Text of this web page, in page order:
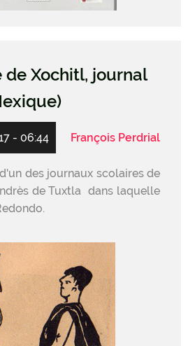
de Xochitl, journal
- 06:44 François Perdrial
des journaux scolaires de
de Tuxtla dans laquelle